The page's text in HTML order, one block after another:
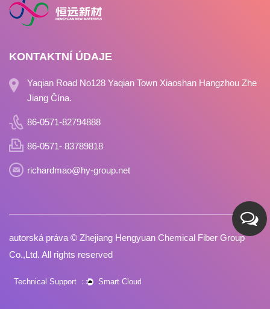
KONTAKTNÍ ÚDAJE
Yaqian Road No128 Yaqian Town Xiaoshan Hangzhou Zhe
Jiang Čína.
86-0571-82794888
86-0571- 83789818
richardmao@hy-group.net
autorská práva © Zhejiang Hengyuan Chemical Fiber Group
Co.,Ltd. All rights reserved